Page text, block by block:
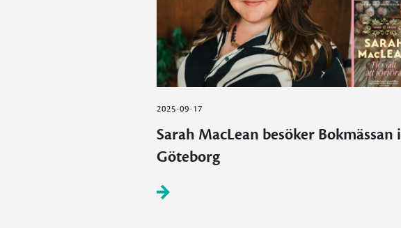
2025-09-17
Sarah MacLean besöker Bokmässan i
Göteborg